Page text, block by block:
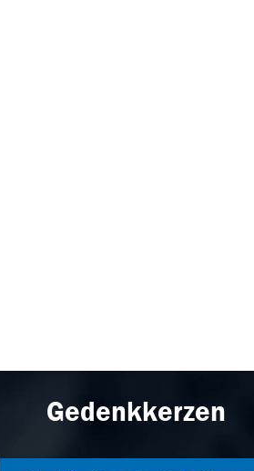
Gedenkkerzen